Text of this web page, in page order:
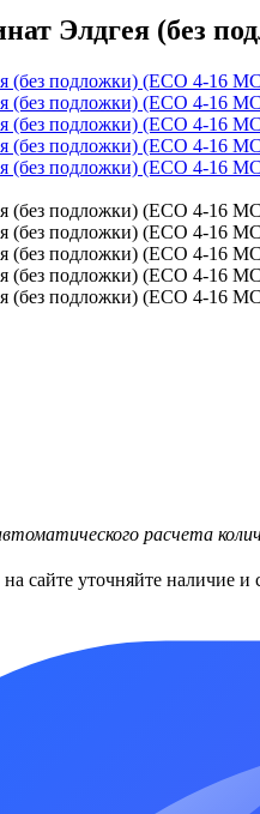
Элдгея (без
расчета
сайте уточняйте наличие и